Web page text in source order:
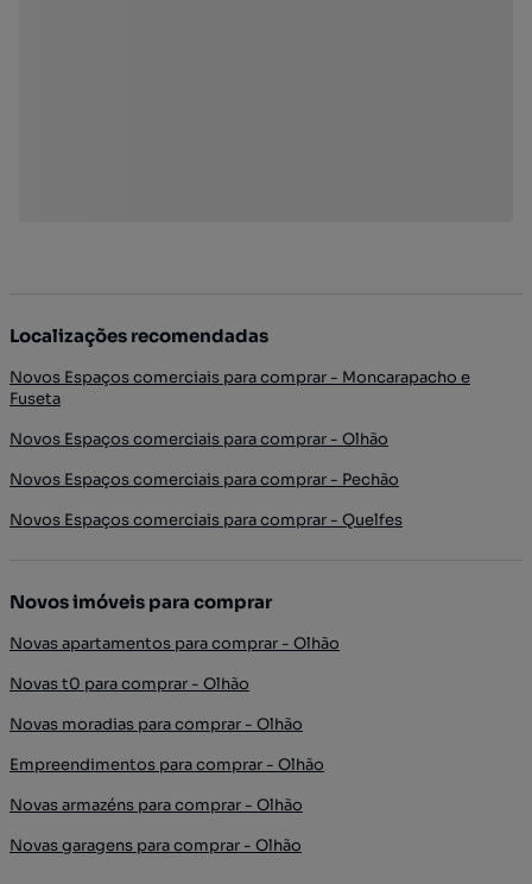
Localizações recomendadas
Novos Espaços comerciais para comprar - Moncarapacho e
Fuseta
Novos Espaços comerciais para comprar - Olhão
Novos Espaços comerciais para comprar - Pechão
Novos Espaços comerciais para comprar - Quelfes
Novos imóveis para comprar
Novas apartamentos para comprar - Olhão
Novas t0 para comprar - Olhão
Novas moradias para comprar - Olhão
Empreendimentos para comprar - Olhão
Novas armazéns para comprar - Olhão
Novas garagens para comprar - Olhão